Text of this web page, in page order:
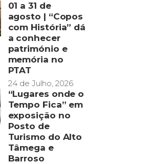
01 a 31 de
agosto | “Copos
com História” dá
a conhecer
património e
memória no
PTAT
24 de Julho, 2026
“Lugares onde o
Tempo Fica” em
exposição no
Posto de
Turismo do Alto
Tâmega e
Barroso